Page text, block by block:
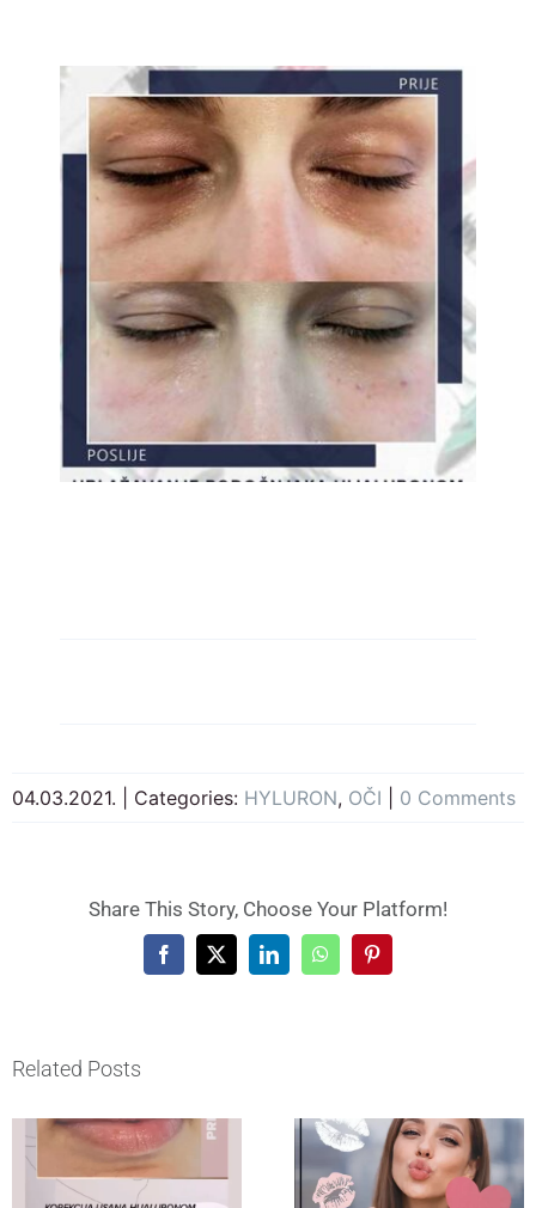
04.03.2021. Categories: HYLURON, OČI 0 Comments
Share This Story, Choose Your Platform!
Facebook
X LinkedInWhatsAppPinterest
Related Posts